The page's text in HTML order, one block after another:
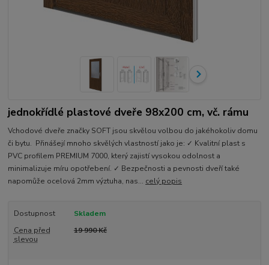
jednokřídlé plastové dveře 98x200 cm, vč. rámu
Vchodové dveře značky SOFT jsou skvělou volbou do jakéhokoliv domu
či bytu. Přinášejí mnoho skvělých vlastností jako je: ✓ Kvalitní plast s
PVC profilem PREMIUM 7000, který zajistí vysokou odolnost a
minimalizuje míru opotřebení. ✓ Bezpečnosti a pevnosti dveří také
napomůže ocelová 2mm výztuha, nas... celý popis
Dostupnost
Skladem
Cena před
slevou
19 990 Kč